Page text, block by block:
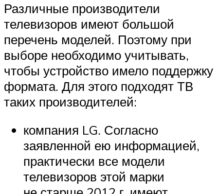
Различные производители
телевизоров имеют большой
перечень моделей. Поэтому при
выборе необходимо учитывать,
чтобы устройство имело поддержку
формата. Для этого подходят ТВ
таких производителей:
компания LG. Согласно
заявленной ею информацией,
практически все модели
телевизоров этой марки